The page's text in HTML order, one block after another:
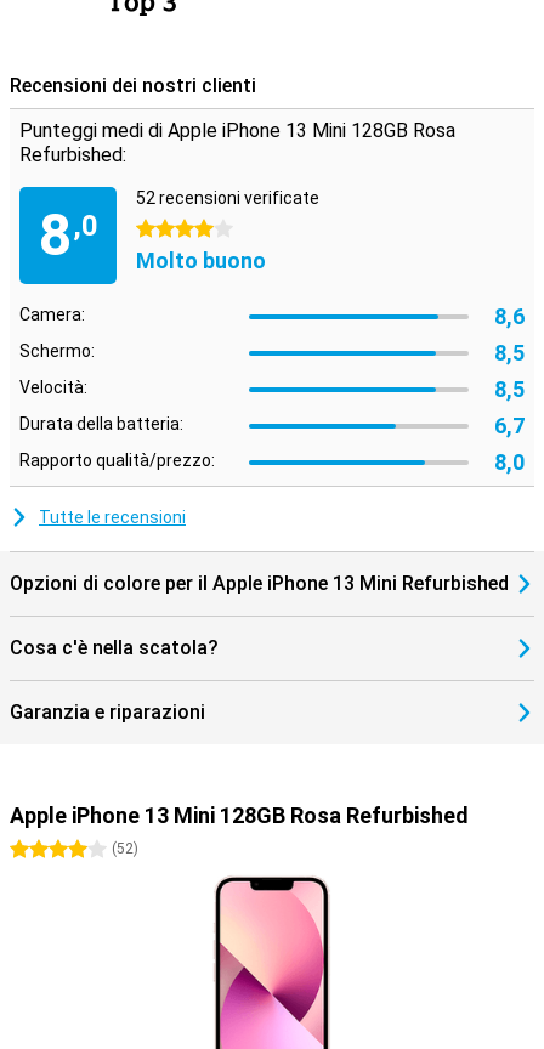
Recensioni dei nostri clienti
Punteggi medi di Apple iPhone 13 Mini 128GB Rosa
Refurbished:
8,0
52 recensioni verificate
4 stelle
Molto buono
Camera: 8,6
Schermo: 8,5
Velocità: 8,5
Durata della batteria: 6,7
Rapporto qualità/prezzo: 8,0
Tutte le recensioni
Opzioni di colore per il Apple iPhone 13 Mini Refurbished
Cosa c'è nella scatola?
Garanzia e riparazioni
Apple iPhone 13 Mini 128GB Rosa Refurbished
4 stelle(52)